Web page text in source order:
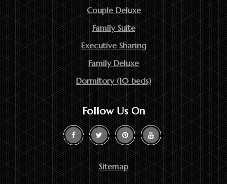
Couple Deluxe
Family Suite
Executive Sharing
Family Deluxe
Dormitory (10 beds)
Follow Us On
Sitemap